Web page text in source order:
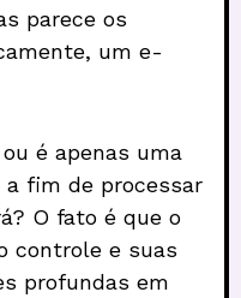
parece os
um e-
é apenas uma
fim de processar
O fato é que o
controle e suas
profundas em